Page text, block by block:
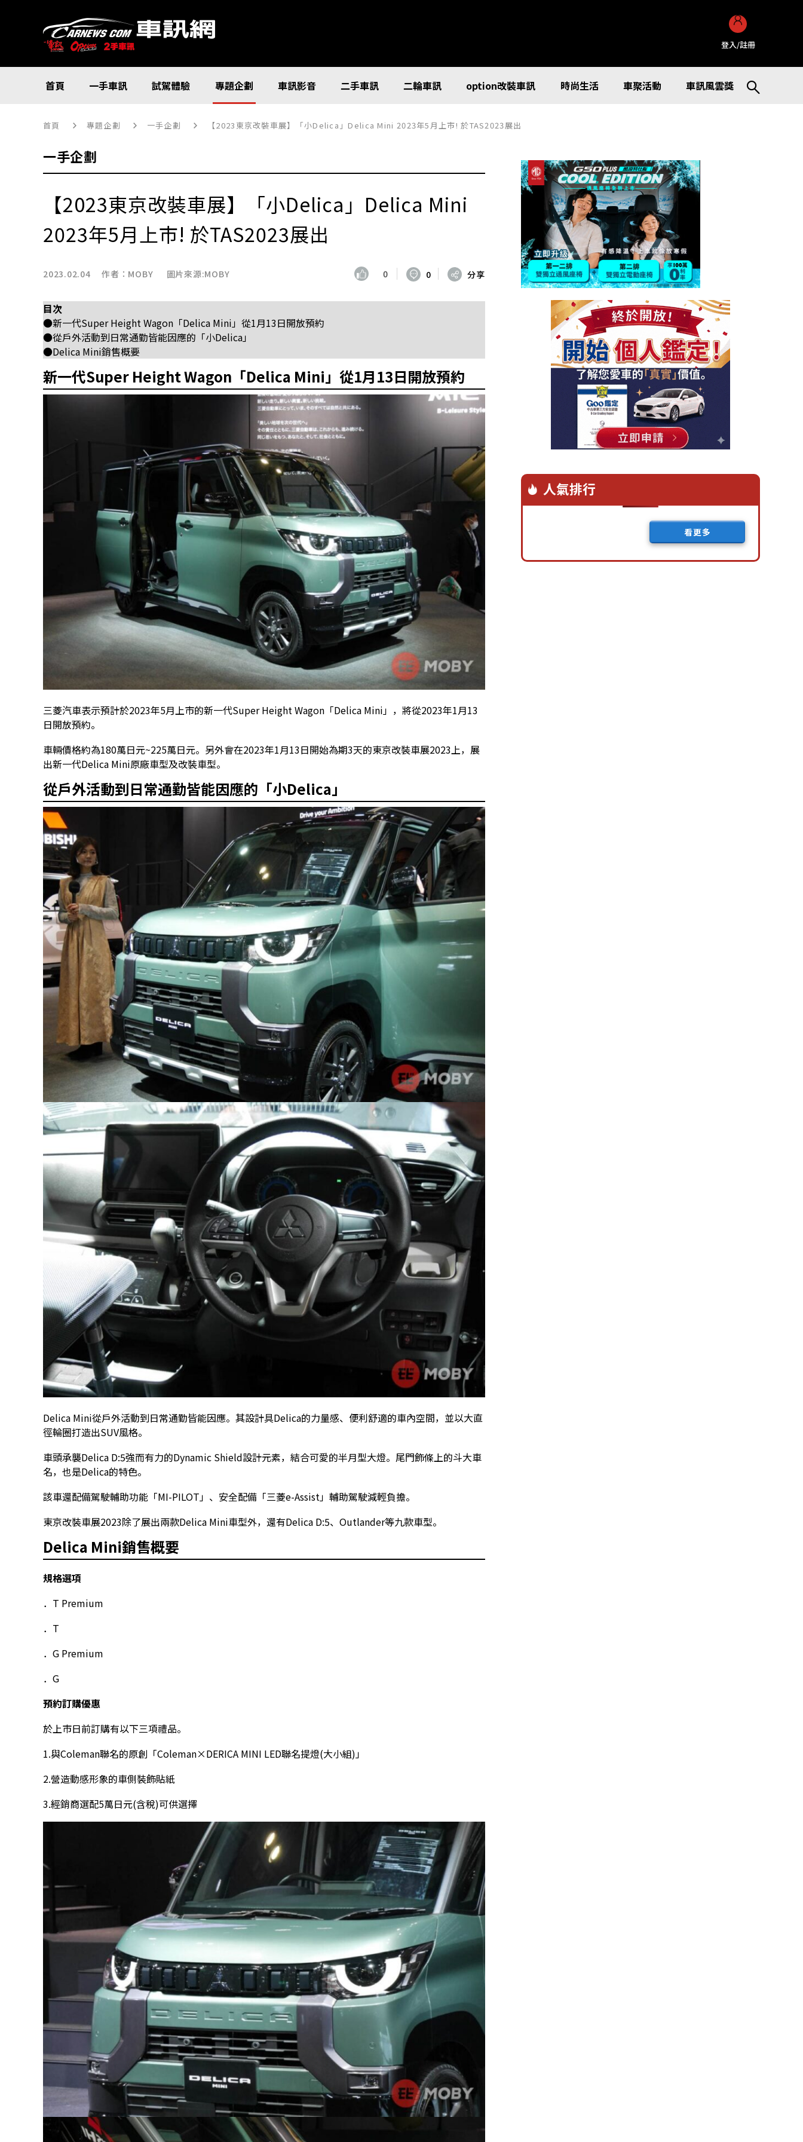
登入/註冊
首頁 一手車訊 試駕體驗 專題企劃 車訊影音 二手車訊 二輪車訊 option改裝車訊 時尚生活 車聚活動 車訊風雲獎
首頁 專題企劃 一手企劃 【2023東京改裝車展】「小Delica」Delica Mini 2023年5月上市! 於TAS2023展出
一手企劃
【2023東京改裝車展】「小Delica」Delica Mini
2023年5月上市! 於TAS2023展出
2023.02.04 作者： MOBY 圖片來源:MOBY 0 0 分享
目次
●新一代Super Height Wagon「Delica Mini」從1月13日開放預約
●從戶外活動到日常通勤皆能因應的「小Delica」
●Delica Mini銷售概要
新一代Super Height Wagon「Delica Mini」從1月13日開放預約
三菱汽車表示預計於2023年5月上市的新一代Super Height Wagon「Delica Mini」，將從2023年1月13
日開放預約。
車輛價格約為180萬日元~225萬日元。另外會在2023年1月13日開始為期3天的東京改裝車展2023上，展
出新一代Delica Mini原廠車型及改裝車型。
從戶外活動到日常通勤皆能因應的「小Delica」
Delica Mini從戶外活動到日常通勤皆能因應。其設計具Delica的力量感、便利舒適的車內空間，並以大直
徑輪圈打造出SUV風格。
車頭承襲Delica D:5強而有力的Dynamic Shield設計元素，結合可愛的半月型大燈。尾門飾條上的斗大車
名，也是Delica的特色。
該車還配備駕駛輔助功能「MI-PILOT」、安全配備「三菱e-Assist」輔助駕駛減輕負擔。
東京改裝車展2023除了展出兩款Delica Mini車型外，還有Delica D:5、Outlander等九款車型。
Delica Mini銷售概要
規格選項
．T Premium
．T
．G Premium
．G
預約訂購優惠
於上市日前訂購有以下三項禮品。
1.與Coleman聯名的原創「Coleman×DERICA MINI LED聯名提燈(大小組)」
2.營造動感形象的車側裝飾貼紙
3.經銷商選配5萬日元(含稅)可供選擇
人氣排行
看更多